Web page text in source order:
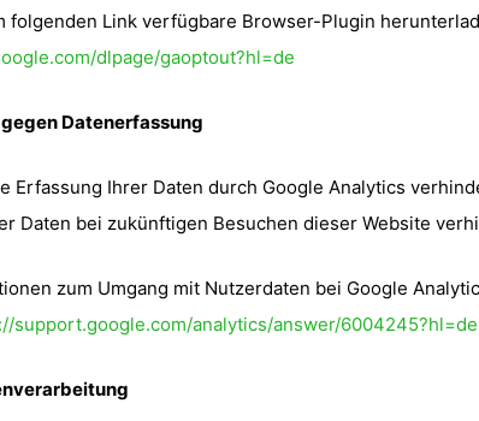
folgenden Link verfügbare Browser-Plugin
dlpage/gaoptout?hl=de
Datenerfassung
Erfassung Ihrer Daten durch Google Analytics
Daten bei zukünftigen Besuchen dieser Website
zum Umgang mit Nutzerdaten bei Google
support.google.com/analytics/answer/6004245?hl=de